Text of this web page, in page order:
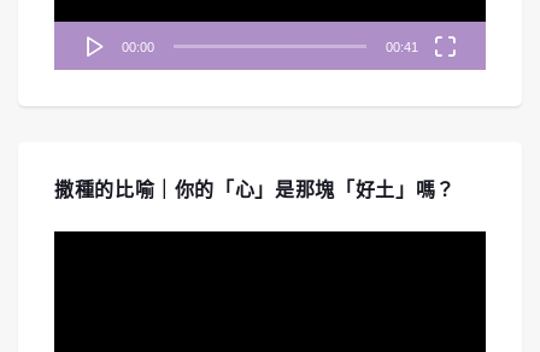
00:00 00:41
撒種的比喻｜你的「心」是那塊「好土」嗎？